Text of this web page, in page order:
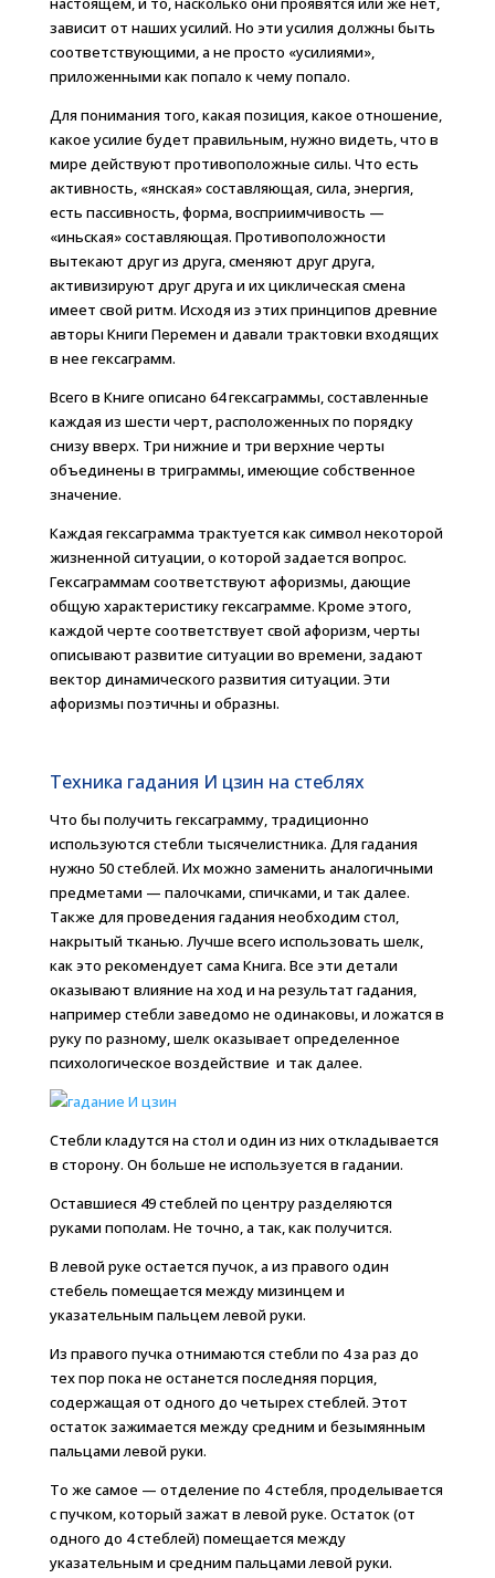
зависит от наших усилий. Но эти усилия должны быть
соответствующими, а не просто «усилиями»,
приложенными как попало к чему попало.
Для понимания того, какая позиция, какое отношение,
какое усилие будет правильным, нужно видеть, что в
мире действуют противоположные силы. Что есть
активность, «янская» составляющая, сила, энергия,
есть пассивность, форма, восприимчивость —
«иньская» составляющая. Противоположности
вытекают друг из друга, сменяют друг друга,
активизируют друг друга и их циклическая смена
имеет свой ритм. Исходя из этих принципов древние
авторы Книги Перемен и давали трактовки входящих
в нее гексаграмм.
Всего в Книге описано 64 гексаграммы, составленные
каждая из шести черт, расположенных по порядку
снизу вверх. Три нижние и три верхние черты
объединены в триграммы, имеющие собственное
значение.
Каждая гексаграмма трактуется как символ некоторой
жизненной ситуации, о которой задается вопрос.
Гексаграммам соответствуют афоризмы, дающие
общую характеристику гексаграмме. Кроме этого,
каждой черте соответствует свой афоризм, черты
описывают развитие ситуации во времени, задают
вектор динамического развития ситуации. Эти
афоризмы поэтичны и образны.
Техника гадания И цзин на стеблях
Что бы получить гексаграмму, традиционно
используются стебли тысячелистника. Для гадания
нужно 50 стеблей. Их можно заменить аналогичными
предметами — палочками, спичками, и так далее.
Также для проведения гадания необходим стол,
накрытый тканью. Лучше всего использовать шелк,
как это рекомендует сама Книга. Все эти детали
оказывают влияние на ход и на результат гадания,
например стебли заведомо не одинаковы, и ложатся в
руку по разному, шелк оказывает определенное
психологическое воздействие и так далее.
Стебли кладутся на стол и один из них откладывается
в сторону. Он больше не используется в гадании.
Оставшиеся 49 стеблей по центру разделяются
руками пополам. Не точно, а так, как получится.
В левой руке остается пучок, а из правого один
стебель помещается между мизинцем и
указательным пальцем левой руки.
Из правого пучка отнимаются стебли по 4 за раз до
тех пор пока не останется последняя порция,
содержащая от одного до четырех стеблей. Этот
остаток зажимается между средним и безымянным
пальцами левой руки.
То же самое — отделение по 4 стебля, проделывается
с пучком, который зажат в левой руке. Остаток (от
одного до 4 стеблей) помещается между
указательным и средним пальцами левой руки.